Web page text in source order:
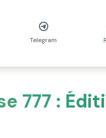
Telegram
777 :